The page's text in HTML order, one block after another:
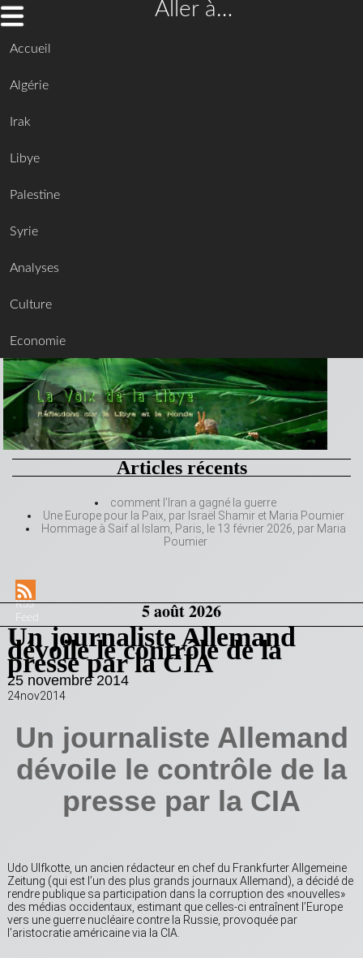
Aller à…
Accueil
Algérie
Irak
Libye
Palestine
Syrie
Analyses
Culture
Economie
Articles récents
comment l’Iran a gagné la guerre
Une Europe pour la Paix, par Israël Shamir et Maria Poumier
Hommage à Saif al Islam, Paris, le 13 février 2026, par Maria
Poumier
RSS
Feed
5 août 2026
Un journaliste Allemand
dévoile le contrôle de la
presse par la CIA
25 novembre 2014
24nov2014
Un journaliste Allemand
dévoile le contrôle de la
presse par la CIA
Udo Ulfkotte, un ancien rédacteur en chef du Frankfurter Allgemeine
Zeitung (qui est l’un des plus grands journaux Allemand), a décidé de
rendre publique sa participation dans la corruption des «nouvelles»
des médias occidentaux, estimant que celles-ci entraînent l’Europe
vers une guerre nucléaire contre la Russie, provoquée par
l’aristocratie américaine via la CIA.